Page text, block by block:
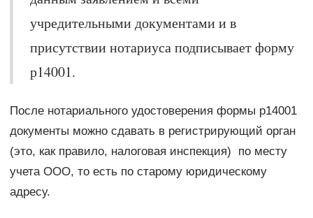
учредительными документами и в
присутствии нотариуса подписывает форму
р14001.
После нотариального удостоверения формы р14001
документы можно сдавать в регистрирующий орган
(это, как правило, налоговая инспекция) по месту
учета ООО, то есть по старому юридическому
адресу.